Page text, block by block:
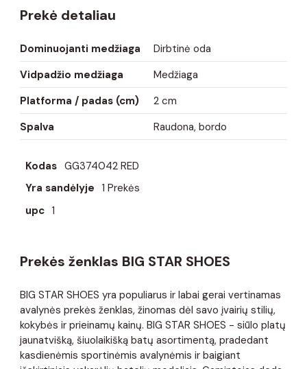
Prekė detaliau
Dominuojanti medžiaga
Dirbtinė oda
Vidpadžio medžiaga
Medžiaga
Platforma / padas (cm)
2 cm
Spalva
Raudona, bordo
Kodas GG374042 RED
Yra sandėlyje 1 Prekės
upc 1
Prekės ženklas BIG STAR SHOES
BIG STAR SHOES yra populiarus ir labai gerai vertinamas
avalynės prekės ženklas, žinomas dėl savo įvairių stilių,
kokybės ir prieinamų kainų. BIG STAR SHOES - siūlo platų
jaunatvišką, šiuolaikišką batų asortimentą, pradedant
kasdienėmis sportinėmis avalynėmis ir baigiant